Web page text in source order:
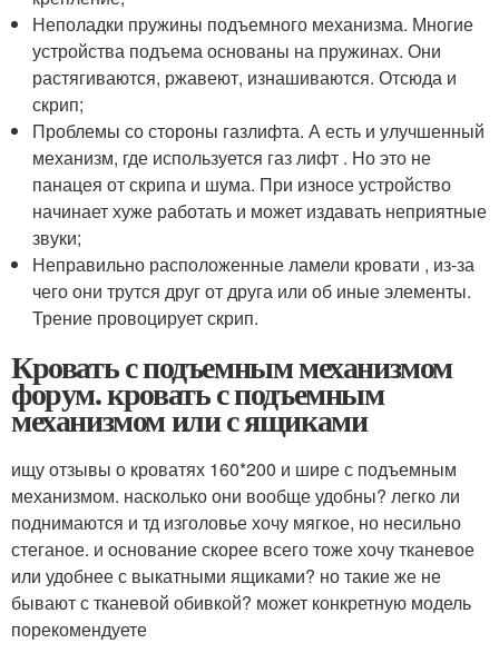
Неполадки пружины подъемного механизма. Многие
устройства подъема основаны на пружинах. Они
растягиваются, ржавеют, изнашиваются. Отсюда и
скрип;
Проблемы со стороны газлифта. А есть и улучшенный
механизм, где используется газ лифт . Но это не
панацея от скрипа и шума. При износе устройство
начинает хуже работать и может издавать неприятные
звуки;
Неправильно расположенные ламели кровати , из-за
чего они трутся друг от друга или об иные элементы.
Трение провоцирует скрип.
Кровать с подъемным механизмом
форум. кровать с подъемным
механизмом или с ящиками
ищу отзывы о кроватях 160*200 и шире с подъемным
механизмом. насколько они вообще удобны? легко ли
поднимаются и тд изголовье хочу мягкое, но несильно
стеганое. и основание скорее всего тоже хочу тканевое
или удобнее с выкатными ящиками? но такие же не
бывают с тканевой обивкой? может конкретную модель
порекомендуете